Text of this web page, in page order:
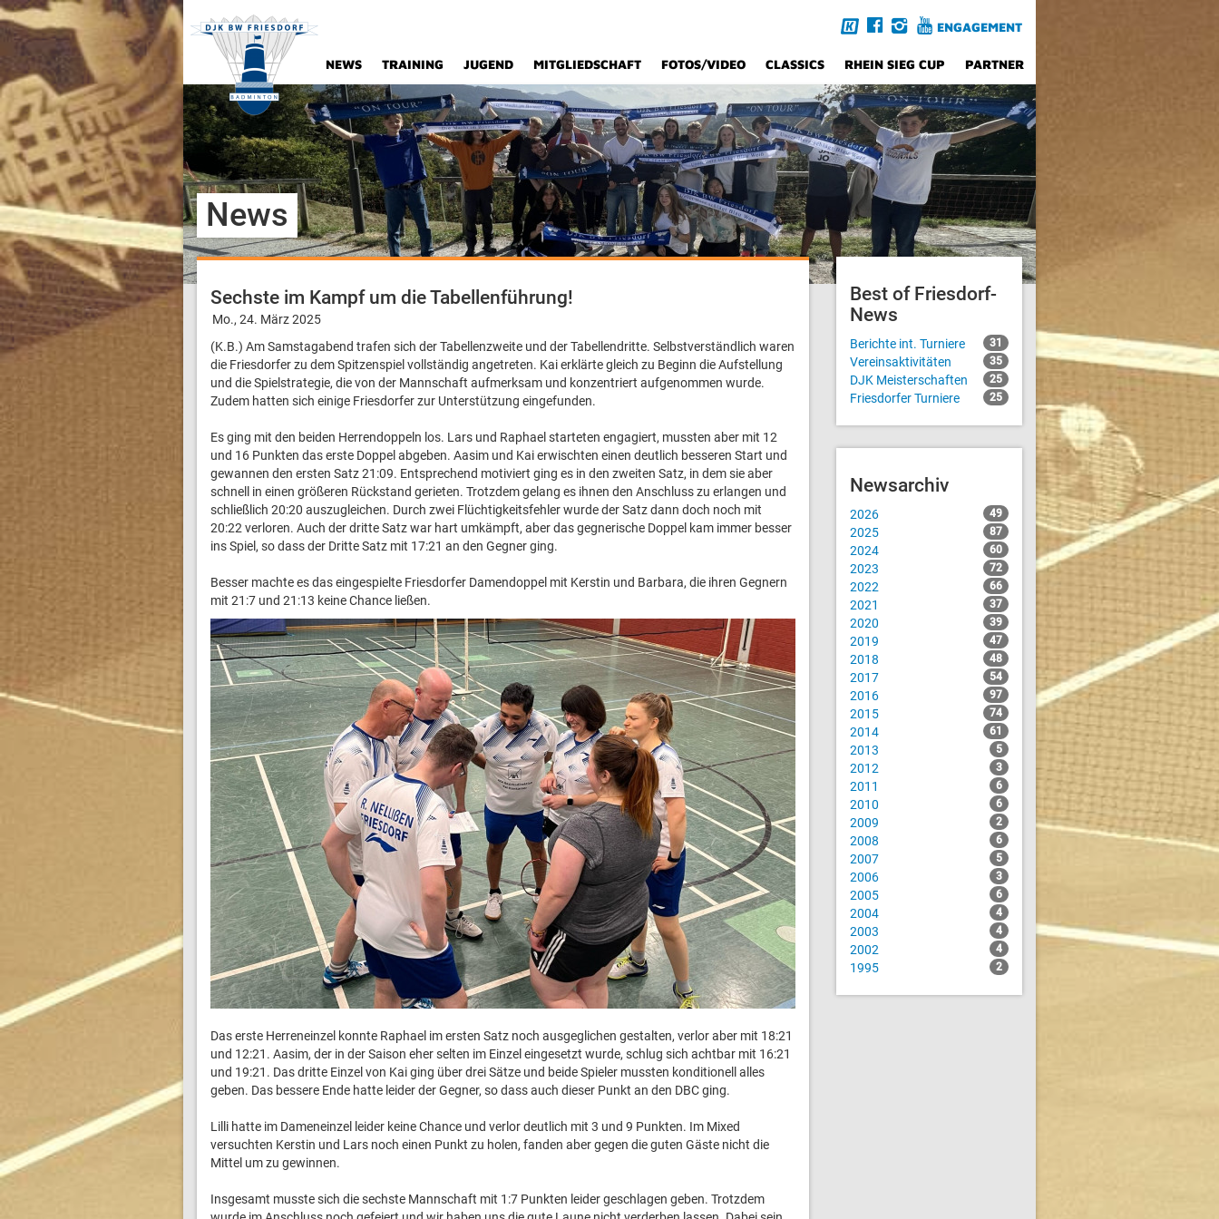
ENGAGEMENT
NEWS TRAINING JUGEND MITGLIEDSCHAFT FOTOS/VIDEO CLASSICS RHEIN SIEG CUP PARTNER
News
Sechste im Kampf um die Tabellenführung!
Mo., 24. März 2025
(K.B.) Am Samstagabend trafen sich der Tabellenzweite und der Tabellendritte. Selbstverständlich waren
die Friesdorfer zu dem Spitzenspiel vollständig angetreten. Kai erklärte gleich zu Beginn die Aufstellung
und die Spielstrategie, die von der Mannschaft aufmerksam und konzentriert aufgenommen wurde.
Zudem hatten sich einige Friesdorfer zur Unterstützung eingefunden.
Es ging mit den beiden Herrendoppeln los. Lars und Raphael starteten engagiert, mussten aber mit 12
und 16 Punkten das erste Doppel abgeben. Aasim und Kai erwischten einen deutlich besseren Start und
gewannen den ersten Satz 21:09. Entsprechend motiviert ging es in den zweiten Satz, in dem sie aber
schnell in einen größeren Rückstand gerieten. Trotzdem gelang es ihnen den Anschluss zu erlangen und
schließlich 20:20 auszugleichen. Durch zwei Flüchtigkeitsfehler wurde der Satz dann doch noch mit
20:22 verloren. Auch der dritte Satz war hart umkämpft, aber das gegnerische Doppel kam immer besser
ins Spiel, so dass der Dritte Satz mit 17:21 an den Gegner ging.
Besser machte es das eingespielte Friesdorfer Damendoppel mit Kerstin und Barbara, die ihren Gegnern
mit 21:7 und 21:13 keine Chance ließen.
Das erste Herreneinzel konnte Raphael im ersten Satz noch ausgeglichen gestalten, verlor aber mit 18:21
und 12:21. Aasim, der in der Saison eher selten im Einzel eingesetzt wurde, schlug sich achtbar mit 16:21
und 19:21. Das dritte Einzel von Kai ging über drei Sätze und beide Spieler mussten konditionell alles
geben. Das bessere Ende hatte leider der Gegner, so dass auch dieser Punkt an den DBC ging.
Lilli hatte im Dameneinzel leider keine Chance und verlor deutlich mit 3 und 9 Punkten. Im Mixed
versuchten Kerstin und Lars noch einen Punkt zu holen, fanden aber gegen die guten Gäste nicht die
Mittel um zu gewinnen.
Insgesamt musste sich die sechste Mannschaft mit 1:7 Punkten leider geschlagen geben. Trotzdem
Best of Friesdorf-
News
Berichte int. Turniere 31
Vereinsaktivitäten 35
DJK Meisterschaften 25
Friesdorfer Turniere 25
Newsarchiv
2026 49
2025 87
2024 60
2023 72
2022 66
2021 37
2020 39
2019 47
2018 48
2017 54
2016 97
2015 74
2014 61
2013 5
2012 3
2011 6
2010 6
2009 2
2008 6
2007 5
2006 3
2005 6
2004 4
2003 4
2002 4
1995 2